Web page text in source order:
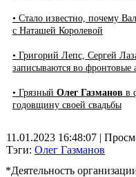
• Стало известно, почему
с Наташей Королевой
• Григорий Лепс, Сергей
записываются во фронтовые
• Грязный Олег Газманов в
годовщину своей свадьбы
11.01.2023 16:48:07 |
Тэги: Олег Газманов
*Деятельность